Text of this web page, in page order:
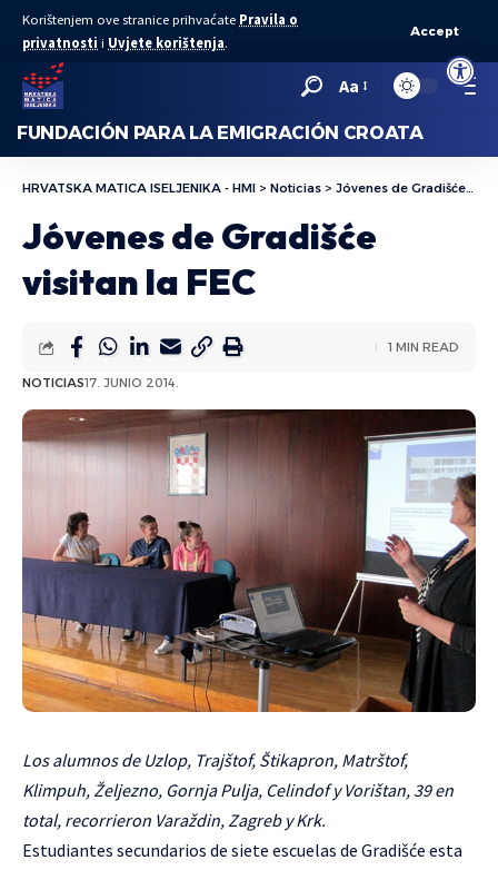
Abrir
Korištenjem ove stranice prihvaćate Pravila o
privatnosti i Uvjete korištenja.
Accept
Aa
FUNDACIÓN PARA LA EMIGRACIÓN CROATA
HRVATSKA MATICA ISELJENIKA - HMI > Noticias > Jóvenes de Gradišće visitan la FEC
Jóvenes de Gradišće
visitan la FEC
NOTICIAS17. JUNIO 2014.
1 MIN READ
Los alumnos de Uzlop, Trajštof, Štikapron, Matrštof,
Klimpuh, Željezno, Gornja Pulja, Celindof y Vorištan, 39 en
total, recorrieron Varaždin, Zagreb y Krk.
Estudiantes secundarios de siete escuelas de Gradišće esta